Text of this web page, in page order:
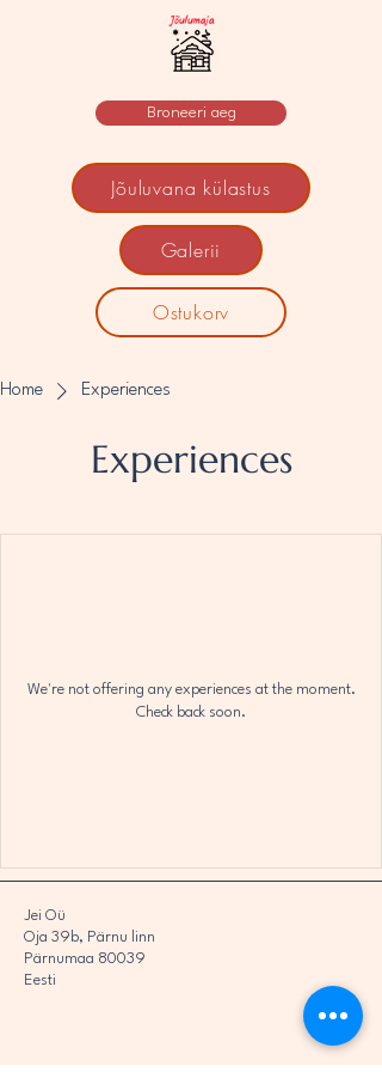
Broneeri aeg
Jõuluvana külastus
Galerii
Ostukorv
Home Experiences
Experiences
We're not offering any experiences at the moment.
Check back soon.
Jei Oü
Oja 39b, Pärnu linn
Pärnumaa 80039
Eesti